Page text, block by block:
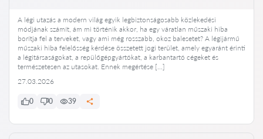
A légi utazás a modern világ egyik legbiztonságosabb közlekedési
módjának számít, ám mi történik akkor, ha egy váratlan műszaki hiba
borítja fel a terveket, vagy ami még rosszabb, okoz balesetet? A légijármű
műszaki hiba felelősség kérdése összetett jogi terület, amely egyaránt érinti
a légitársaságokat, a repülőgépgyártókat, a karbantartó cégeket és
természetesen az utasokat. Ennek megértése […]
27.03.2026
0 0 39